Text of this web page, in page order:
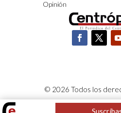
Opinión
© 2026 Todos los
CORPOCENTRO | Hecho